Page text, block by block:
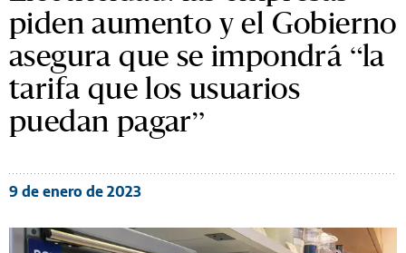
piden aumento y el Gobierno
asegura que se impondrá “la
tarifa que los usuarios
puedan pagar”
9 de enero de 2023